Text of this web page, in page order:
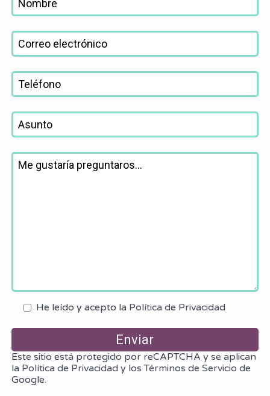
He leído y acepto la Política de Privacidad
Este sitio está protegido por reCAPTCHA y se aplican
la Política de Privacidad y losTérminos de Servicio de
Google.